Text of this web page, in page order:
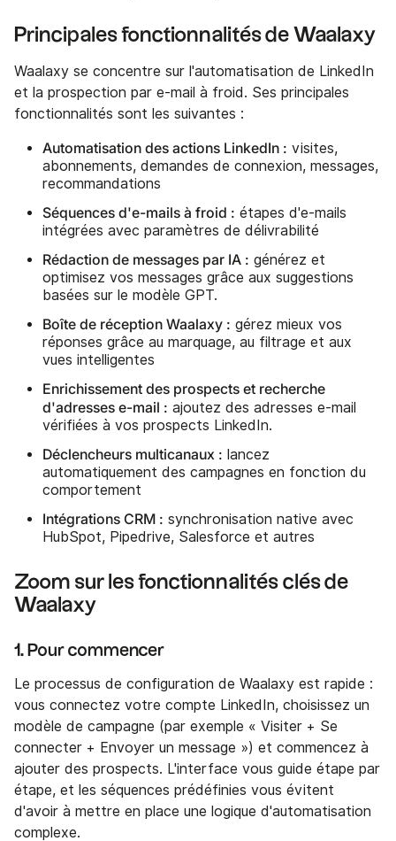
Principales fonctionnalités de Waalaxy
Waalaxy se concentre sur l'automatisation de LinkedIn
et la prospection par e-mail à froid. Ses principales
fonctionnalités sont les suivantes :
Automatisation des actions LinkedIn : visites,
abonnements, demandes de connexion, messages,
recommandations
Séquences d'e-mails à froid : étapes d'e-mails
intégrées avec paramètres de délivrabilité
Rédaction de messages par IA : générez et
optimisez vos messages grâce aux suggestions
basées sur le modèle GPT.
Boîte de réception Waalaxy : gérez mieux vos
réponses grâce au marquage, au filtrage et aux
vues intelligentes
Enrichissement des prospects et recherche
d'adresses e-mail : ajoutez des adresses e-mail
vérifiées à vos prospects LinkedIn.
Déclencheurs multicanaux : lancez
automatiquement des campagnes en fonction du
comportement
Intégrations CRM : synchronisation native avec
HubSpot, Pipedrive, Salesforce et autres
Zoom sur les fonctionnalités clés de
Waalaxy
1. Pour commencer
Le processus de configuration de Waalaxy est rapide :
vous connectez votre compte LinkedIn, choisissez un
modèle de campagne (par exemple « Visiter + Se
connecter + Envoyer un message ») et commencez à
ajouter des prospects. L'interface vous guide étape par
étape, et les séquences prédéfinies vous évitent
d'avoir à mettre en place une logique d'automatisation
complexe.